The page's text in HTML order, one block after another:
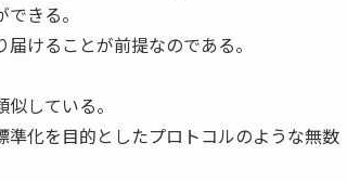
きる。
けることが前提なのである。
している。
化を目的としたプロトコルのような無数